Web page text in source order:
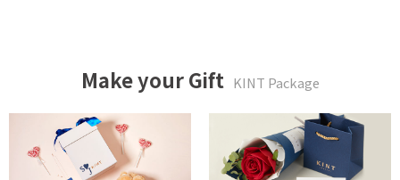
Make your Gift KINT Package
두근두근 박스 패키지
59,900 WON
사랑하는 당신에게 패키지
20,000 WON